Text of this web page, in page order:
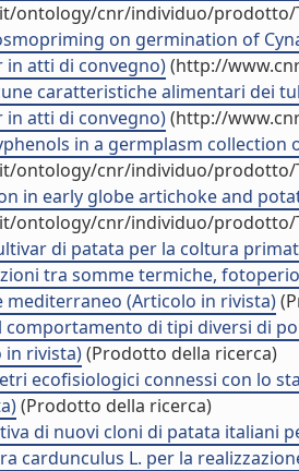
ontology/cnr/individuo/prodotto/
on germination of
in atti di convegno)(http://
caratteristiche alimentari dei
in atti di convegno)(http://
in a germplasm collection
ontology/cnr/individuo/prodotto/
in early globe artichoke and
ontology/cnr/individuo/prodotto/
di patata per la coltura
tra somme termiche,
mediterraneo (Articolo in rivista)
comportamento di tipi diversi di
in rivista)(Prodotto della ricerca)
ecofisiologici connessi con lo
(Prodotto della ricerca)
di nuovi cloni di patata italiani
cardunculus L. per la